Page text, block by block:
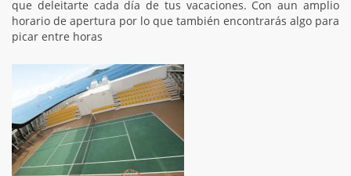
que deleitarte cada día de tus vacaciones. Con aun amplio
horario de apertura por lo que también encontrarás algo para
picar entre horas